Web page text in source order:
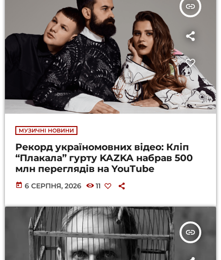
insert_link
МУЗИЧНІ НОВИНИ
Рекорд україномовних відео: Кліп
“Плакала” гурту KAZKA набрав 500
млн переглядів на YouTube
today 6 СЕРПНЯ, 2026 11
insert_link